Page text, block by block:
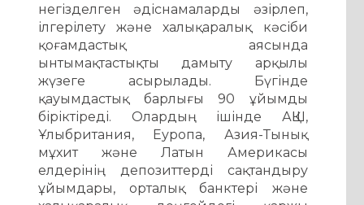
негізделген әдіснамаларды әзірлеп,
ілгерілету және халықаралық кәсіби
қоғамдастық аясында
ынтымақтастықты дамыту арқылы
жүзеге асырылады. Бүгінде
қауымдастық барлығы 90 ұйымды
біріктіреді. Олардың ішінде АҚШ,
Ұлыбритания, Еуропа, Азия-Тынық
мұхит және Латын Америкасы
елдерінің депозиттерді сақтандыру
ұйымдары, орталық банктері және